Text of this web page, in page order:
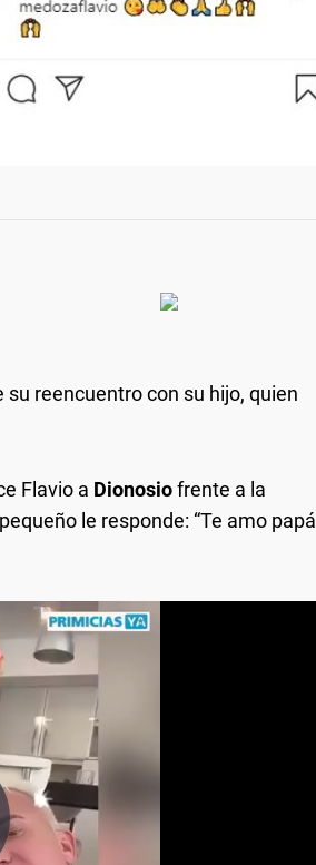
reencuentro con su hijo, quien
Flavio a Dionosiofrente a la
le responde: “Te amo papá